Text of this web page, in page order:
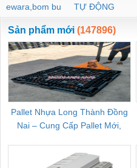
ewara,bom bu
ewara
TỰ ĐỘNG
Sản phẩm mới (147896)
Pallet Nhựa Long Thành Đồng
Nai – Cung Cấp Pallet Mới,